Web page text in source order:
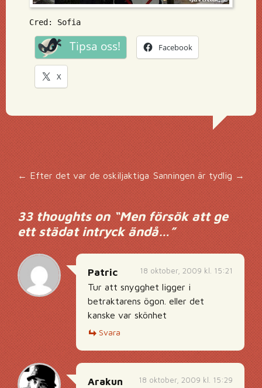
Cred: Sofia
Tipsa oss! Facebook
X
Inläggsnavigering
←Efter det var de oskiljaktiga Sanningen är tydlig →
33 thoughts on “Men försök att ge
ett städat intryck ändå…”
18 oktober, 2009 kl. 15:21
Patric
Tur att snygghet ligger i
betraktarens ögon. eller det
kanske var skönhet
Svara
18 oktober, 2009 kl. 15:29
Arakun